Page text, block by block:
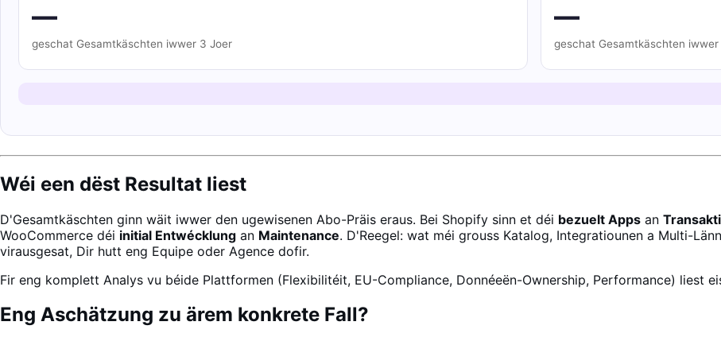
—
geschat Gesamtkäschten iwwer 3 Joer
—
geschat Gesamtkäschten
Wéi een dëst Resultat liest
D'Gesamtkäschten ginn wäit iwwer den ugewisenen Abo-Präis eraus. Bei Shopify sinn et déi bezuelt Apps an
WooCommerce déi initial Entwécklung an Maintenance. D'Reegel: wat méi grouss Katalog, Integratiounen a Multi-
virausgesat, Dir hutt eng Equipe oder Agence dofir.
Fir eng komplett Analys vu béide Plattformen (Flexibilitéit, EU-Compliance, Donnéeën-Ownership, Performance) liest
Eng Aschätzung zu ärem konkrete Fall?